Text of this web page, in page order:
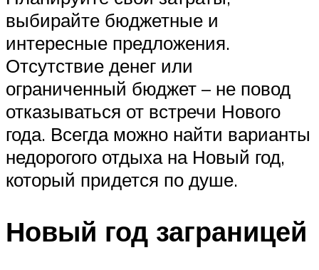
выбирайте бюджетные и
интересные предложения.
Отсутствие денег или
ограниченный бюджет – не повод
отказываться от встречи Нового
года. Всегда можно найти варианты
недорогого отдыха на Новый год,
который придется по душе.
Новый год заграницей